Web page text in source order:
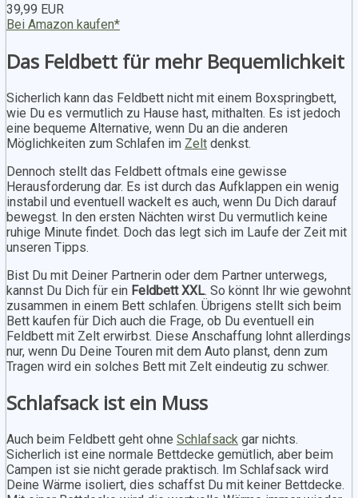
39,99 EUR
Bei Amazon kaufen*
Das Feldbett für mehr Bequemlichkeit
Sicherlich kann das Feldbett nicht mit einem Boxspringbett,
wie Du es vermutlich zu Hause hast, mithalten. Es ist jedoch
eine bequeme Alternative, wenn Du an die anderen
Möglichkeiten zum Schlafen im Zelt denkst.
Dennoch stellt das Feldbett oftmals eine gewisse
Herausforderung dar. Es ist durch das Aufklappen ein wenig
instabil und eventuell wackelt es auch, wenn Du Dich darauf
bewegst. In den ersten Nächten wirst Du vermutlich keine
ruhige Minute findet. Doch das legt sich im Laufe der Zeit mit
unseren Tipps.
Bist Du mit Deiner Partnerin oder dem Partner unterwegs,
kannst Du Dich für ein Feldbett XXL. So könnt Ihr wie gewohnt
zusammen in einem Bett schlafen. Übrigens stellt sich beim
Bett kaufen für Dich auch die Frage, ob Du eventuell ein
Feldbett mit Zelt erwirbst. Diese Anschaffung lohnt allerdings
nur, wenn Du Deine Touren mit dem Auto planst, denn zum
Tragen wird ein solches Bett mit Zelt eindeutig zu schwer.
Schlafsack ist ein Muss
Auch beim Feldbett geht ohne Schlafsack gar nichts.
Sicherlich ist eine normale Bettdecke gemütlich, aber beim
Campen ist sie nicht gerade praktisch. Im Schlafsack wird
Deine Wärme isoliert, dies schaffst Du mit keiner Bettdecke.